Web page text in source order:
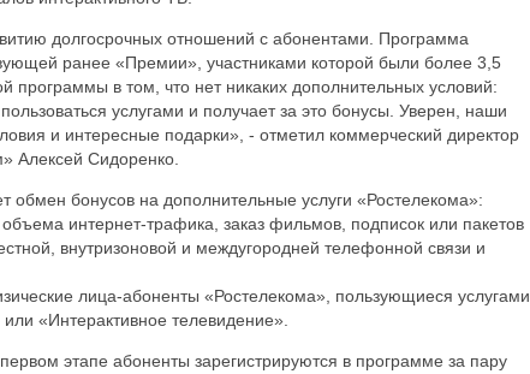
долгосрочных отношений с абонентами. Программа
ранее «Премии», участниками которой были более 3,5
программы в том, что нет никаких дополнительных условий:
услугами и получает за это бонусы. Уверен, наши
и интересные подарки», - отметил коммерческий директор
Алексей Сидоренко.
обмен бонусов на дополнительные услуги «Ростелекома»:
интернет-трафика, заказ фильмов, подписок или пакетов
внутризоновой и междугородней телефонной связи и
лица-абоненты «Ростелекома», пользующиеся услугами
«Интерактивное телевидение».
этапе абоненты зарегистрируются в программе за пару